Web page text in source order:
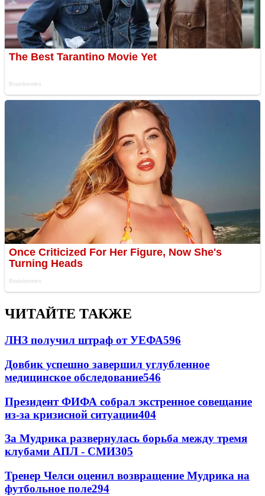
ЧИТАЙТЕ ТАКЖЕ
ЛНЗ получил штраф от УЕФА596
Довбик успешно завершил углубленное
медицинское обследование546
Президент ФИФА собрал экстренное совещание
из-за кризисной ситуации404
За Мудрика развернулась борьба между тремя
клубами АПЛ - СМИ305
Тренер Челси оценил возвращение Мудрика на
футбольное поле294